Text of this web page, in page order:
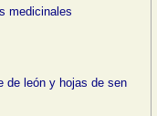
medicinales
de león y hojas de sen